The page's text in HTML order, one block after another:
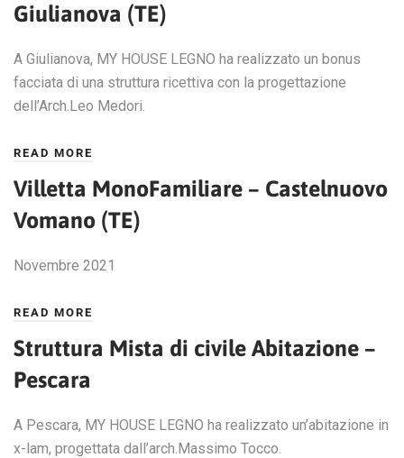
Giulianova (TE)
A Giulianova, MY HOUSE LEGNO ha realizzato un bonus
facciata di una struttura ricettiva con la progettazione
dell’Arch.Leo Medori.
READ MORE
Villetta MonoFamiliare – Castelnuovo
Vomano (TE)
Novembre 2021
READ MORE
Struttura Mista di civile Abitazione –
Pescara
A Pescara, MY HOUSE LEGNO ha realizzato un’abitazione in
x-lam, progettata dall’arch.Massimo Tocco.